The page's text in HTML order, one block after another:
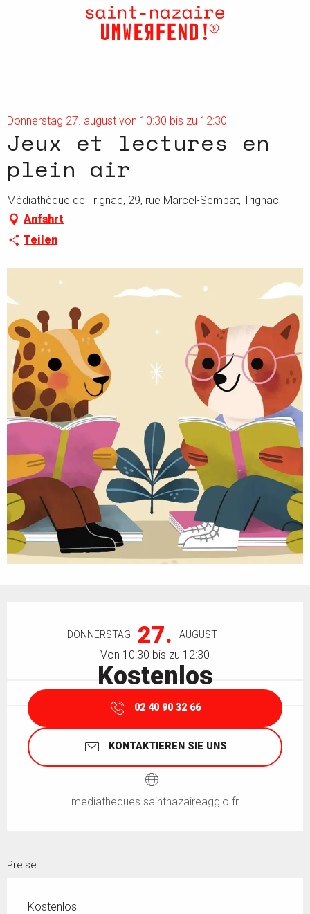
Donnerstag 27. august von 10:30 bis zu 12:30
Jeux et lectures en
plein air
Médiathèque de Trignac, 29, rue Marcel-Sembat, Trignac
Anfahrt
Teilen
DONNERSTAG 27. AUGUST
Von 10:30 bis zu 12:30
Kostenlos
02 40 90 32 66
KONTAKTIEREN SIE UNS
mediatheques.saintnazaireagglo.fr
Preise
Kostenlos